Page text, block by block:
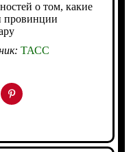
о том, какие
провинции
ТАСС